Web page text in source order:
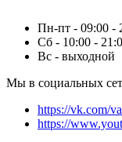
Пн-пт - 09:00 -
Сб - 10:00 -
Вс - выходной
Мы в социальных
https://vk.com/
https://